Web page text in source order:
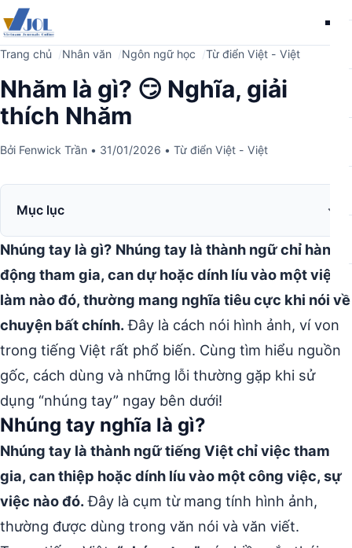
Trang chủ Nhân văn Ngôn ngữ học Từ điển Việt - Việt
Nhăm là gì? 😏 Nghĩa, giải
thích Nhăm
Bởi Fenwick Trần • 31/01/2026 • Từ điển Việt - Việt
Mục lục
Nhúng tay là gì? Nhúng tay là thành ngữ chỉ hành
động tham gia, can dự hoặc dính líu vào một việc
làm nào đó, thường mang nghĩa tiêu cực khi nói về
chuyện bất chính.Đây là cách nói hình ảnh, ví von
trong tiếng Việt rất phổ biến. Cùng tìm hiểu nguồn
gốc, cách dùng và những lỗi thường gặp khi sử
dụng “nhúng tay” ngay bên dưới!
Nhúng tay nghĩa là gì?
Nhúng tay là thành ngữ tiếng Việt chỉ việc tham
gia, can thiệp hoặc dính líu vào một công việc, sự
việc nào đó.Đây là cụm từ mang tính hình ảnh,
thường được dùng trong văn nói và văn viết.